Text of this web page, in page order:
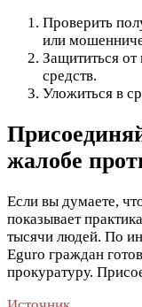
Проверить
или
Защититься
средств.
Уложиться в
жалобе
Если вы думаете,
показывает
тысячи людей. По
Eguro граждан
прокуратуру.